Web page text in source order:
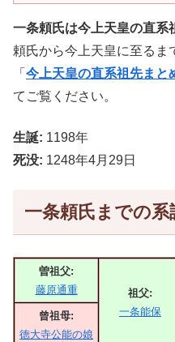
一条頼氏は今上天皇の直系
頼氏から今上天皇に至るま
「 今上天皇の直系祖先まと
てご覧ください。
生誕: 1198年
死没: 1248年4月29日
一条頼氏までの系
曽祖父:
藤原通重
祖父:
一条能保
曾祖母:
徳大寺公能の娘